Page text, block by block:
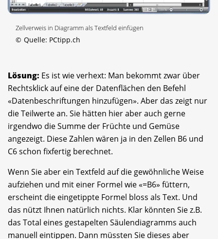
Zellverweis in Diagramm als Textfeld einfügen
© Quelle: PCtipp.ch
Lösung: Es ist wie verhext: Man bekommt zwar über
Rechtsklick auf eine der Datenflächen den Befehl
«Datenbeschriftungen hinzufügen». Aber das zeigt nur
die Teilwerte an. Sie hätten hier aber auch gerne
irgendwo die Summe der Früchte und Gemüse
angezeigt. Diese Zahlen wären ja in den Zellen B6 und
C6 schon fixfertig berechnet.
Wenn Sie aber ein Textfeld auf die gewöhnliche Weise
aufziehen und mit einer Formel wie «=B6» füttern,
erscheint die eingetippte Formel bloss als Text. Und
das nützt Ihnen natürlich nichts. Klar könnten Sie z.B.
das Total eines gestapelten Säulendiagramms auch
manuell eintippen. Dann müssten Sie dieses aber